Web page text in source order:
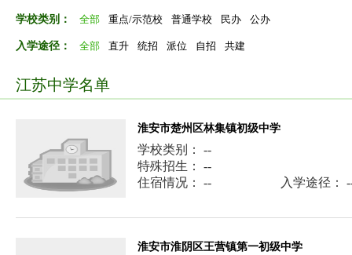
学校类别： 全部 重点/示范校 普通学校 民办 公办
入学途径： 全部 直升 统招 派位 自招 共建
江苏中学名单
淮安市楚州区林集镇初级中学
学校类别： --
特殊招生： --
住宿情况： --
入学途径：
淮安市淮阴区王营镇第一初级中学